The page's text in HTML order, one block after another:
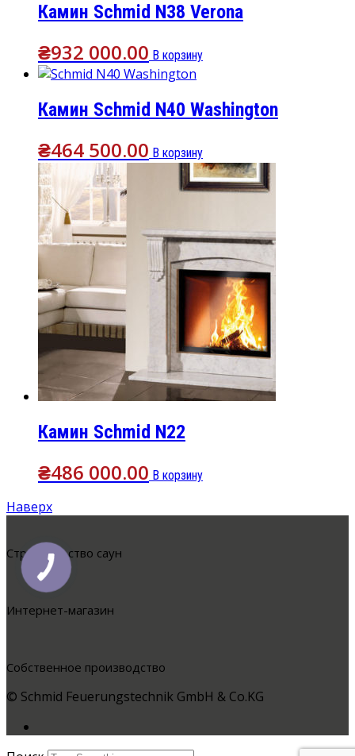
Камин Schmid N38 Verona
₴932 000.00 В корзину
Камин Schmid N40 Washington
₴464 500.00 В корзину
Камин Schmid N22
₴486 000.00 В корзину
Наверх
Cтроительство саун
Интернет-магазин
Собственное производство
© Schmid Feuerungstechnik GmbH & Co.KG